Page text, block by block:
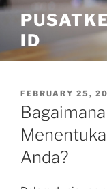
Skip
content
ID
POSTED
ON
FEBRUARY 25,
Anda?